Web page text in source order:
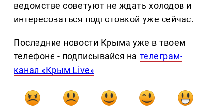
ведомстве советуют не ждать холодов и
интересоваться подготовкой уже сейчас.
Последние новости Крыма уже в твоем
телефоне - подписывайся на телеграм-
канал «Крым Live»